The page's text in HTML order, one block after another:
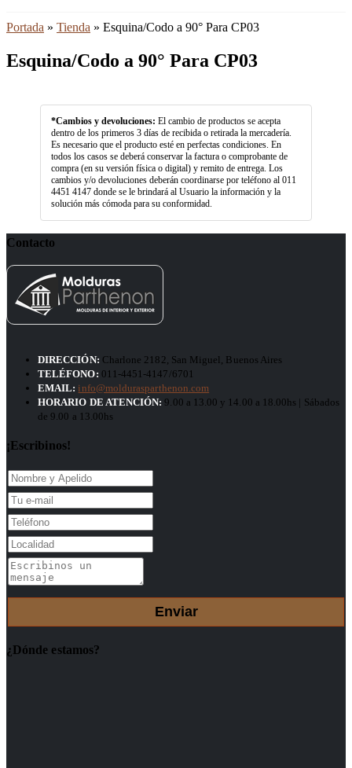
Portada » Tienda » Esquina/Codo a 90° Para CP03
Esquina/Codo a 90° Para CP03
*Cambios y devoluciones: El cambio de productos se acepta
dentro de los primeros 3 días de recibida o retirada la mercadería.
Es necesario que el producto esté en perfectas condiciones. En
todos los casos se deberá conservar la factura o comprobante de
compra (en su versión física o digital) y remito de entrega. Los
cambios y/o devoluciones deberán coordinarse por teléfono al 011
4451 4147 donde se le brindará al Usuario la información y la
solución más cómoda para su conformidad.
Contacto
DIRECCIÓN: Charlone 2182, San Miguel, Buenos Aires
TELÉFONO: 011-4451-4147/6701
EMAIL: info@moldurasparthenon.com
HORARIO DE ATENCIÓN: 9.00 a 13.00 y 14.00 a 18.00hs | Sábados
de 9.00 a 13.00hs
¡Escribinos!
¿Dónde estamos?